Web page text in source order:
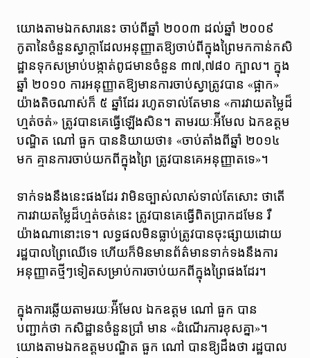
យោងតាមឯកសារនេះ ចាប់ពីឆ្នាំ ២០០៣ ដល់ឆ្នាំ ២០០៩
កូតានៃចំនួនស្វាក្តាដែលអនុញ្ញាតឱ្យចាប់ពីក្នុងព្រៃមកកាន់កសិ
ដ្ឋានទុកសម្រាប់បង្កាត់ពូជមានចំនួន ៣៧,៧៨០ ក្បាល។ ក្នុង
ឆ្នាំ ២០១០ ការអនុញ្ញាតឱ្យមានការចាប់ស្វាត្រូវបាន «ផ្អាក»
យ៉ាងតិចណាស់ក៏ ៥ ឆ្នាំដែរ រហូតទាល់តែមាន «ការវាយតម្លៃដ៏
ហ្មត់ចត់» ត្រូវបានគេធ្វើឡើងសិន។ តាមរយៈអ៉ីមែល ឯកឧត្តម
បណ្ឌិត ណៅ ធួក បាននិយាយថា៖ «ចាប់តាំងពីឆ្នាំ ២០១៤
មក គ្មានការចាប់យកពីក្នុងព្រៃ ត្រូវបានគេអនុញ្ញាតទេ»។
ទាក់ទងនឹងនេះផងដែរ វាមិនច្បាស់លាស់ទាល់តែសោះ ថាតើ
ការវាយតម្លៃដ៏ហ្មត់ចត់នេះ ត្រូវបានគេធ្វើពិតប្រាកដមែន រឺ
យ៉ាងណានោះទេ។ លទ្ធផល​មិន​ធ្លាប់ត្រូវ​បាន​ចុះ​ផ្សាយ​ដោយ​
រដ្ឋបាល​ព្រៃឈើ​ទេ ហើយ​ក៏​មិន​មាន​ព័ត៌មាន​ទាក់ទង​នឹង​ការ
អនុញ្ញាត​ថ្មីៗ​ទៀត​សម្រាប់​ការ​ចាប់​យក​ពីក្នុងព្រៃផងដែរ។
ក្នុងការឆ្លើយតាមរយៈអ៉ីមែល ឯកឧត្តម ណៅ ធួក បាន
បញ្ជាក់ថា កសិដ្ឋានចំនួនប្រាំ មាន «ដំណើរការខុសគ្នា»។
យោងតាមឯកឧត្តមបណ្ឌិត ធួក ណៅ បានឱ្យដឹងថា រដ្ឋបាល